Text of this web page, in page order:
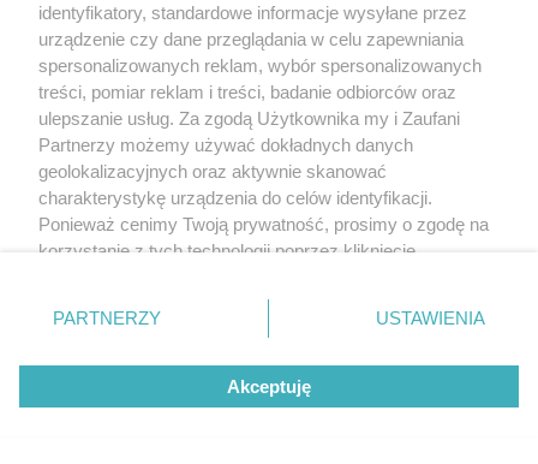
identyfikatory, standardowe informacje wysyłane przez
urządzenie czy dane przeglądania w celu zapewniania
spersonalizowanych reklam, wybór spersonalizowanych
treści, pomiar reklam i treści, badanie odbiorców oraz
ulepszanie usług. Za zgodą Użytkownika my i Zaufani
Partnerzy możemy używać dokładnych danych
geolokalizacyjnych oraz aktywnie skanować
charakterystykę urządzenia do celów identyfikacji.
Ponieważ cenimy Twoją prywatność, prosimy o zgodę na
korzystanie z tych technologii poprzez kliknięcie
zmienić/wycofać klikając przycisk ustawień prywatności
znajdujący się w lewym dolnym rogu strony
rodzaje przetwarzania danych nie wymagają zgody
użytkownika, ale masz prawo sprzeciwić się takiemu
przetwarzaniu. Preferencje będą miały zastosowanie tylko
PARTNERZY USTAWIENIA
Akceptuję